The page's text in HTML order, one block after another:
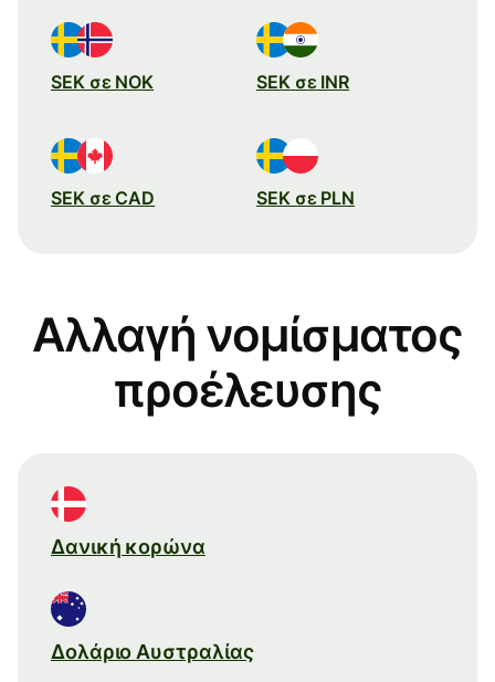
SEK σε NOK SEK σε INR
SEK σε CAD SEK σε PLN
Αλλαγή νομίσματος
προέλευσης
Δανική κορώνα
Δολάριο Αυστραλίας